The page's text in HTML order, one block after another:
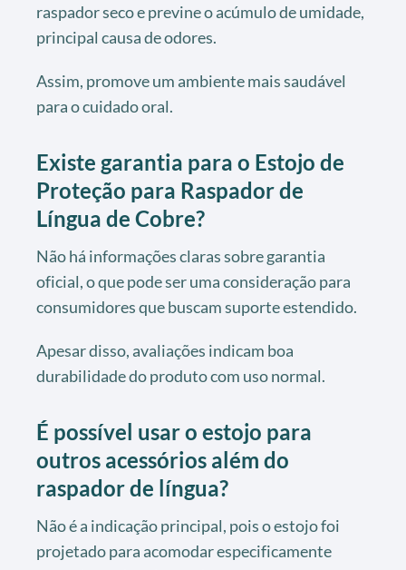
raspador seco e previne o acúmulo de umidade,
principal causa de odores.
Assim, promove um ambiente mais saudável
para o cuidado oral.
Existe garantia para o Estojo de
Proteção para Raspador de
Língua de Cobre?
Não há informações claras sobre garantia
oficial, o que pode ser uma consideração para
consumidores que buscam suporte estendido.
Apesar disso, avaliações indicam boa
durabilidade do produto com uso normal.
É possível usar o estojo para
outros acessórios além do
raspador de língua?
Não é a indicação principal, pois o estojo foi
projetado para acomodar especificamente